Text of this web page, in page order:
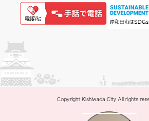
Copyright Kishiwada City All rights